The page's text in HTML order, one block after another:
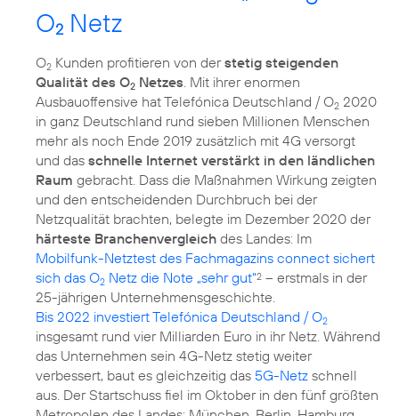
O2 Netz
O2 Kunden profitieren von derstetig steigenden
Qualität des O2 Netzes . Mit ihrer enormen
Ausbauoffensive hat Telefónica Deutschland / O2 2020
in ganz Deutschland rund sieben Millionen Menschen
mehr als noch Ende 2019 zusätzlich mit 4G versorgt
und das schnelle Internet verstärkt in den ländlichen
Raum gebracht. Dass die Maßnahmen Wirkung zeigten
und den entscheidenden Durchbruch bei der
Netzqualität brachten, belegte im Dezember 2020 der
härteste Branchenvergleich des Landes: Im
Mobilfunk-Netztest des Fachmagazins connect sichert
sich das O2 Netz die Note „sehr gut“2 – erstmals in der
Bis 2022 investiert Telefónica Deutschland / O2
insgesamt rund vier Milliarden Euro in ihr Netz. Während
das Unternehmen sein 4G-Netz stetig weiter
verbessert, baut es gleichzeitig das 5G-Netz schnell
aus. Der Startschuss fiel im Oktober in den fünf größten